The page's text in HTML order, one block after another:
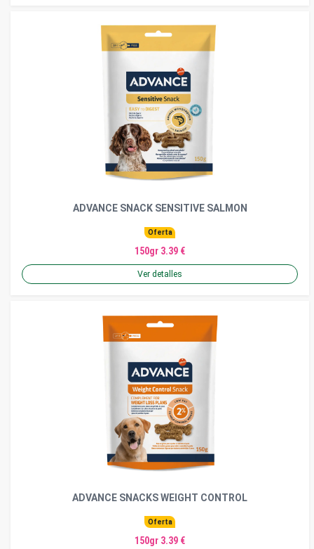
ADVANCE SNACK SENSITIVE SALMON
Oferta
150gr 3.39 €
Ver detalles
ADVANCE SNACKS WEIGHT CONTROL
Oferta
150gr 3.39 €